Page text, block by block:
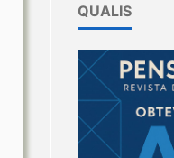
QUALIS